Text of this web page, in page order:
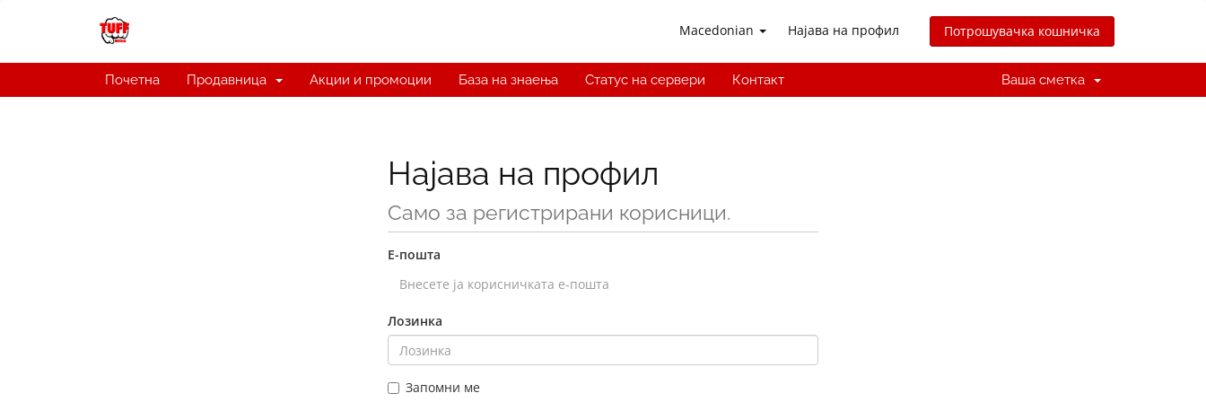
Macedonian Најава на профил Потрошувачка кошничка
Почетна Продавница Акции и промоции База на знаења Статус на сервери Контакт Ваша сметка
Најава на профил
Само за регистрирани корисници.
Е-пошта
Лозинка
Запомни ме